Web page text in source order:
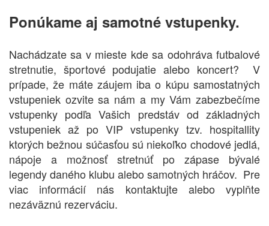
Ponúkame aj samotné vstupenky.
Nachádzate sa v mieste kde sa odohráva futbalové
stretnutie, športové podujatie alebo koncert? V
prípade, že máte záujem iba o kúpu samostatných
vstupeniek ozvite sa nám a my Vám zabezbečíme
vstupenky podľa Vašich predstáv od základných
vstupeniek až po VIP vstupenky tzv. hospitallity
ktorých bežnou súčasťou sú niekoľko chodové jedlá,
nápoje a možnosť stretnúť po zápase bývalé
legendy daného klubu alebo samotných hráčov. Pre
viac informácií nás kontaktujte alebo vyplňte
nezáväznú rezerváciu.